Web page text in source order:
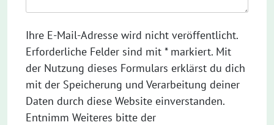
Ihre E-Mail-Adresse wird nicht veröffentlicht.
Erforderliche Felder sind mit * markiert. Mit
der Nutzung dieses Formulars erklärst du dich
mit der Speicherung und Verarbeitung deiner
Daten durch diese Website einverstanden.
Entnimm Weiteres bitte der